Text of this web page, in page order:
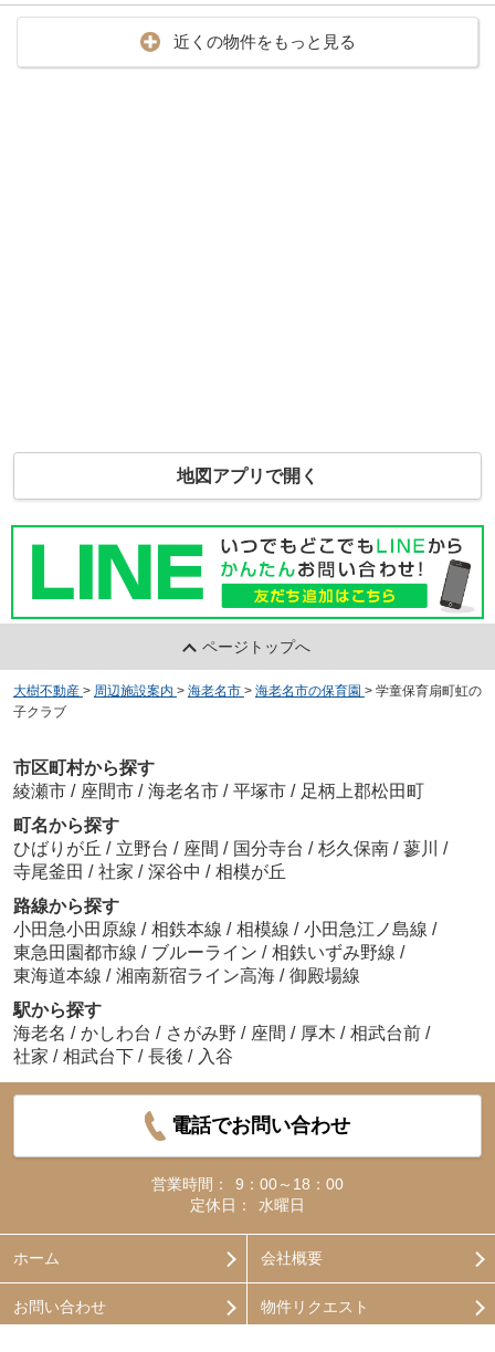
近くの物件をもっと見る
地図アプリで開く
ページトップへ
大樹不動産 > 周辺施設案内 > 海老名市 > 海老名市の保育園 > 学童保育扇町虹の
子クラブ
市区町村から探す
綾瀬市 / 座間市 / 海老名市 / 平塚市 / 足柄上郡松田町
町名から探す
ひばりが丘 / 立野台 / 座間 / 国分寺台 / 杉久保南 / 蓼川 /
寺尾釜田 / 社家 / 深谷中 / 相模が丘
路線から探す
小田急小田原線 / 相鉄本線 / 相模線 / 小田急江ノ島線 /
東急田園都市線 / ブルーライン / 相鉄いずみ野線 /
東海道本線 / 湘南新宿ライン高海 / 御殿場線
駅から探す
海老名 / かしわ台 / さがみ野 / 座間 / 厚木 / 相武台前 /
社家 / 相武台下 / 長後 / 入谷
電話でお問い合わせ
営業時間：
9：00～18：00
定休日：
水曜日
ホーム 会社概要
お問い合わせ 物件リクエスト